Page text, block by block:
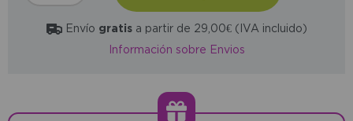
Envío gratisa partir de 29,00€ (IVA incluido)
Información sobre Envios